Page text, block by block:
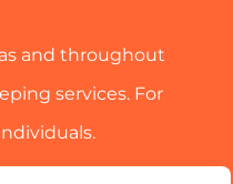
and throughout
services. For